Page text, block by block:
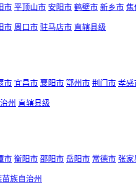
市 平顶山市 安阳市 鹤壁市 新乡市 焦
市 周口市 驻马店市 直辖县级
市 宜昌市 襄阳市 鄂州市 荆门市 孝感
州 直辖县级
市 衡阳市 邵阳市 岳阳市 常德市 张家
族自治州